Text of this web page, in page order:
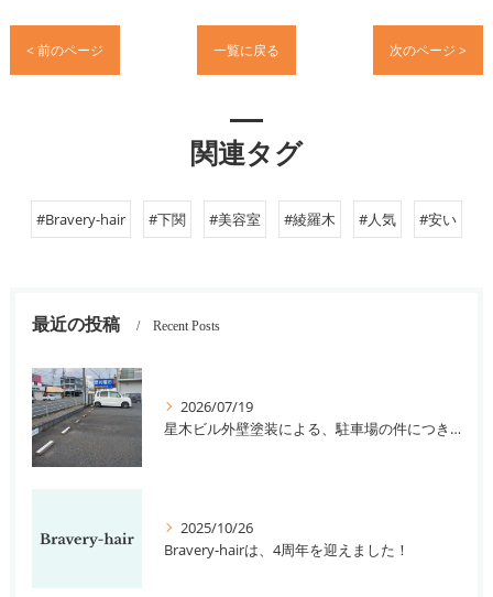
< 前のページ 一覧に戻る 次のページ >
関連タグ
#Bravery-hair #下関 #美容室 #綾羅木 #人気 #安い
最近の投稿 Recent Posts
2026/07/19
星木ビル外壁塗装による、駐車場の件につきまして。
2025/10/26
Bravery-hairは、4周年を迎えました！